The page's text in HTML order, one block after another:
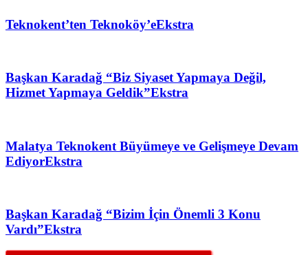
Teknokent’ten Teknoköy’eEkstra
Başkan Karadağ “Biz Siyaset Yapmaya Değil,
Hizmet Yapmaya Geldik”Ekstra
Malatya Teknokent Büyümeye ve Gelişmeye Devam
EdiyorEkstra
Başkan Karadağ “Bizim İçin Önemli 3 Konu
Vardı”Ekstra